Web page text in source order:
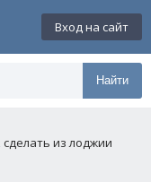
Вход на сайт
Найти
сделать из лоджии